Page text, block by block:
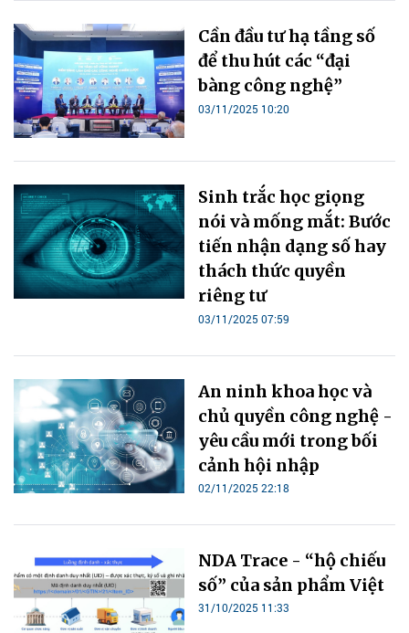
Cần đầu tư hạ tầng số
để thu hút các “đại
bàng công nghệ”
03/11/2025 10:20
Sinh trắc học giọng
nói và mống mắt: Bước
tiến nhận dạng số hay
thách thức quyền
riêng tư
03/11/2025 07:59
An ninh khoa học và
chủ quyền công nghệ -
yêu cầu mới trong bối
cảnh hội nhập
02/11/2025 22:18
NDA Trace - “hộ chiếu
số” của sản phẩm Việt
31/10/2025 11:33